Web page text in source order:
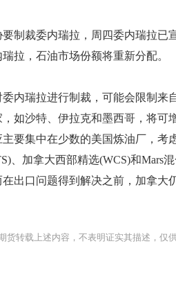
裁委内瑞拉，周四委内瑞拉已
拉，石油市场份额将重新分配。
瑞拉进行制裁，可能会限制来
如沙特、伊拉克和墨西哥，将可
要集中在少数的美国炼油厂，考
、加拿大西部精选(WCS)和Mars
出口问题得到解决之前，加拿大
货转载上述内容，不表明证实其描述，仅